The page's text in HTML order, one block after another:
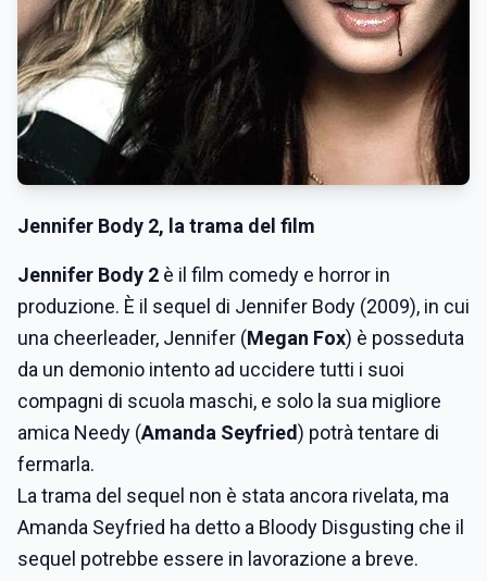
Jennifer Body 2, la trama del film
Jennifer Body 2 è il film comedy e horror in
produzione. È il sequel di Jennifer Body (2009), in cui
una cheerleader, Jennifer (Megan Fox) è posseduta
da un demonio intento ad uccidere tutti i suoi
compagni di scuola maschi, e solo la sua migliore
amica Needy (Amanda Seyfried) potrà tentare di
fermarla.
La trama del sequel non è stata ancora rivelata, ma
Amanda Seyfried ha detto a Bloody Disgusting che il
sequel potrebbe essere in lavorazione a breve.